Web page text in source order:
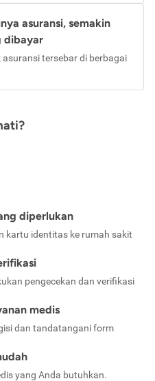
asuransi, semakin
dibayar
asuransi tersebar di berbagai
diperlukan
kartu identitas ke rumah sakit
pengecekan dan verifikasi
medis
dan tandatangani form
yang Anda butuhkan.